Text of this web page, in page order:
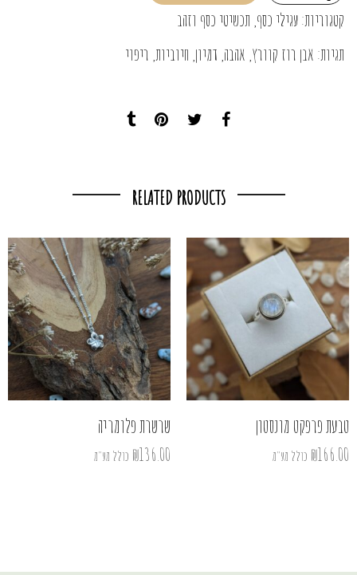
קטגוריות:עגילי כסף תכשיטי כסף וזהב
תגיות: אבן רוז קוורץ אהבה דמיון חיוביות ריפוי
RELATED PRODUCTS
טבעת פרפקט מונסטון
₪166.00 כולל מע"מ
שרשרת פלומריה
₪136.00 כולל מע"מ